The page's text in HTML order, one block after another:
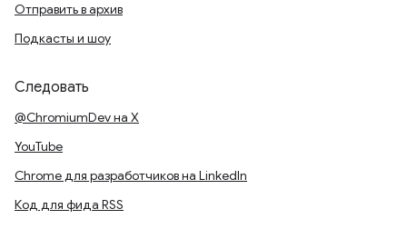
Отправить в архив
Подкасты и шоу
Следовать
@ChromiumDev на X
YouTube
Chrome для разработчиков на LinkedIn
Код для фида RSS